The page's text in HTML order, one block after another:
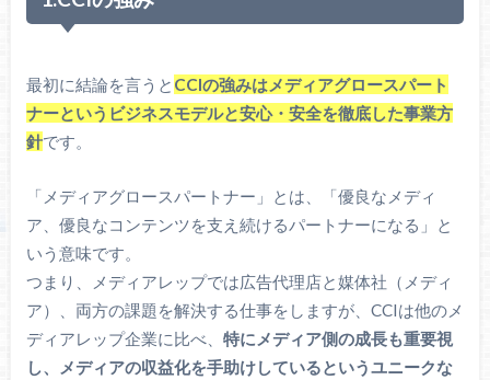
最初に結論を言うと CCIの強みはメディアグロースパート
ナーというビジネスモデルと安心・安全を徹底した事業方
針です。
「メディアグロースパートナー」とは、「優良なメディ
ア、優良なコンテンツを支え続けるパートナーになる」と
いう意味です。
つまり、メディアレップでは広告代理店と媒体社（メディ
ア）、両方の課題を解決する仕事をしますが、CCIは他のメ
ディアレップ企業に比べ、 特にメディア側の成長も重要視
し、メディアの収益化を手助けしているというユニークな